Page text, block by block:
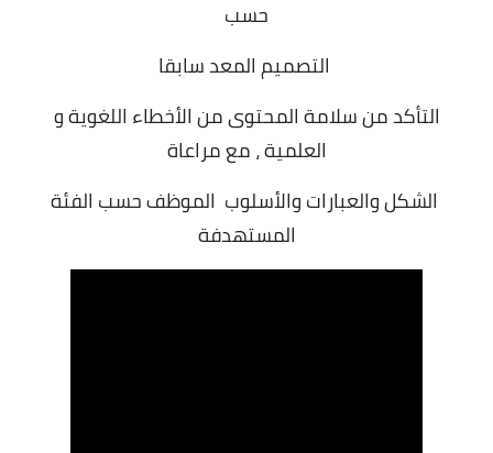
حسب
التصميم المعد سابقا
التأكد من سلامة المحتوى من الأخطاء اللغوية و
العلمية ، مع مراعاة
الشكل والعبارات والأسلوب الموظف حسب الفئة
المستهدفة